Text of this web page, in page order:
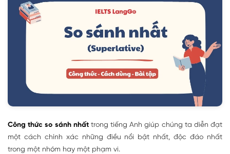
Công thức so sánh nhấttrong tiếng Anh giúp chúng ta diễn đạt
một cách chính xác những điều nổi bật nhất, độc đáo nhất
trong một nhóm hay một phạm vi.